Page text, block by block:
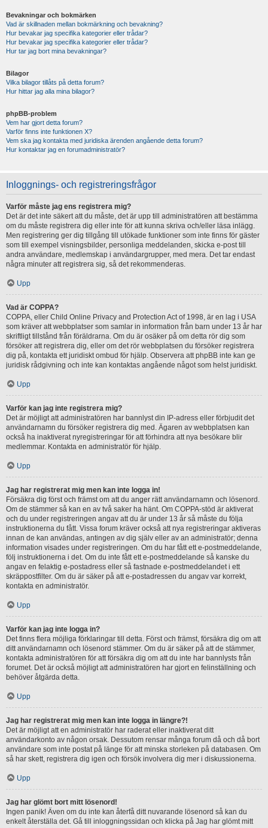
Bevakningar och bokmärken
Vad är skillnaden mellan bokmärkning och bevakning?
Hur bevakar jag specifika kategorier eller trådar?
Hur bevakar jag specifika kategorier eller trådar?
Hur tar jag bort mina bevakningar?
Bilagor
Vilka bilagor tillåts på detta forum?
Hur hittar jag alla mina bilagor?
phpBB-problem
Vem har gjort detta forum?
Varför finns inte funktionen X?
Vem ska jag kontakta med juridiska ärenden angående detta forum?
Hur kontaktar jag en forumadministratör?
Inloggnings- och registreringsfrågor
Varför måste jag ens registrera mig?
Det är det inte säkert att du måste, det är upp till administratören att bestämma
om du måste registrera dig eller inte för att kunna skriva och/eller läsa inlägg.
Men registrering ger dig tillgång till utökade funktioner som inte finns för gäster
som till exempel visningsbilder, personliga meddelanden, skicka e-post till
andra användare, medlemskap i användargrupper, med mera. Det tar endast
några minuter att registrera sig, så det rekommenderas.
Upp
Vad är COPPA?
COPPA, eller Child Online Privacy and Protection Act of 1998, är en lag i USA
som kräver att webbplatser som samlar in information från barn under 13 år har
skriftligt tillstånd från föräldrarna. Om du är osäker på om detta rör dig som
försöker att registrera dig, eller om det rör webbplatsen du försöker registrera
dig på, kontakta ett juridiskt ombud för hjälp. Observera att phpBB inte kan ge
juridisk rådgivning och inte kan kontaktas angående något som helst juridiskt.
Upp
Varför kan jag inte registrera mig?
Det är möjligt att administratören har bannlyst din IP-adress eller förbjudit det
användarnamn du försöker registrera dig med. Ägaren av webbplatsen kan
också ha inaktiverat nyregistreringar för att förhindra att nya besökare blir
medlemmar. Kontakta en administratör för hjälp.
Upp
Jag har registrerat mig men kan inte logga in!
Försäkra dig först och främst om att du anger rätt användarnamn och lösenord.
Om de stämmer så kan en av två saker ha hänt. Om COPPA-stöd är aktiverat
och du under registreringen angav att du är under 13 år så måste du följa
instruktionerna du fått. Vissa forum kräver också att nya registreringar aktiveras
innan de kan användas, antingen av dig själv eller av an administratör; denna
information visades under registreringen. Om du har fått ett e-postmeddelande,
följ instruktionerna i det. Om du inte fått ett e-postmeddelande så kanske du
angav en felaktig e-postadress eller så fastnade e-postmeddelandet i ett
skräppostfilter. Om du är säker på att e-postadressen du angav var korrekt,
kontakta en administratör.
Upp
Varför kan jag inte logga in?
Det finns flera möjliga förklaringar till detta. Först och främst, försäkra dig om att
ditt användarnamn och lösenord stämmer. Om du är säker på att de stämmer,
kontakta administratören för att försäkra dig om att du inte har bannlysts från
forumet. Det är också möjligt att administratören har gjort en felinställning och
behöver åtgärda detta.
Upp
Jag har registrerat mig men kan inte logga in längre?!
Det är möjligt att en administratör har raderat eller inaktiverat ditt
användarkonto av någon orsak. Dessutom rensar många forum då och då bort
användare som inte postat på länge för att minska storleken på databasen. Om
så har skett, registrera dig igen och försök involvera dig mer i diskussionerna.
Upp
Jag har glömt bort mitt lösenord!
Ingen panik! Även om du inte kan återfå ditt nuvarande lösenord så kan du
enkelt återställa det. Gå till inloggningssidan och klicka på Jag har glömt mitt